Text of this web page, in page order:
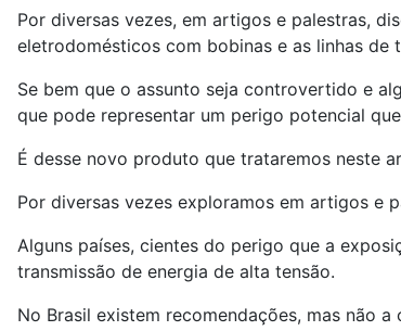
Por diversas vezes, em artigos e palestras,
eletrodomésticos com bobinas e as linhas de
Se bem que o assunto seja controvertido e
que pode representar um perigo potencial
É desse novo produto que trataremos neste
Por diversas vezes exploramos em artigos e
Alguns países, cientes do perigo que a
transmissão de energia de alta tensão.
No Brasil existem recomendações, mas não